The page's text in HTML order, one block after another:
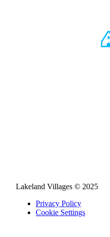
Lakeland Villages © 2025
Privacy Policy
Cookie Settings